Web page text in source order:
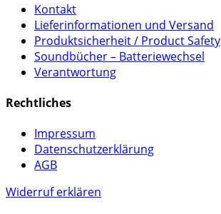
Kontakt
Lieferinformationen und Versand
Produktsicherheit / Product Safety
Soundbücher – Batteriewechsel
Verantwortung
Rechtliches
Impressum
Datenschutzerklärung
AGB
Widerruf erklären